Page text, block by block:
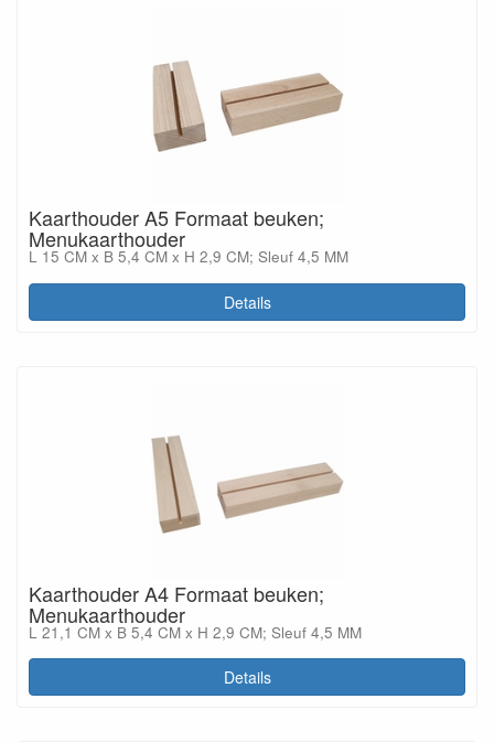
Kaarthouder A5 Formaat beuken;
Menukaarthouder
L 15 CM x B 5,4 CM x H 2,9 CM; Sleuf 4,5 MM
Details
Kaarthouder A4 Formaat beuken;
Menukaarthouder
L 21,1 CM x B 5,4 CM x H 2,9 CM; Sleuf 4,5 MM
Details